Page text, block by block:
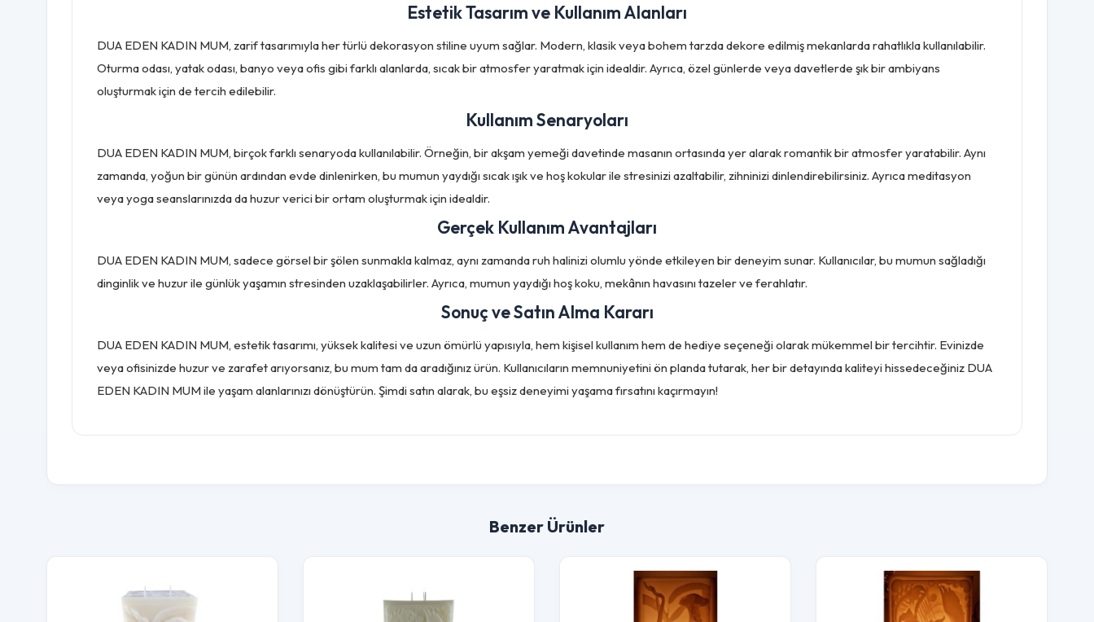
Estetik Tasarım ve Kullanım Alanları
DUA EDEN KADIN MUM, zarif tasarımıyla her türlü dekorasyon stiline uyum sağlar. Modern, klasik veya bohem tarzda dekore edilmiş mekanlarda rahatlıkla kullanılabilir.
Oturma odası, yatak odası, banyo veya ofis gibi farklı alanlarda, sıcak bir atmosfer yaratmak için idealdir. Ayrıca, özel günlerde veya davetlerde şık bir ambiyans
oluşturmak için de tercih edilebilir.
Kullanım Senaryoları
DUA EDEN KADIN MUM, birçok farklı senaryoda kullanılabilir. Örneğin, bir akşam yemeği davetinde masanın ortasında yer alarak romantik bir atmosfer yaratabilir. Aynı
zamanda, yoğun bir günün ardından evde dinlenirken, bu mumun yaydığı sıcak ışık ve hoş kokular ile stresinizi azaltabilir, zihninizi dinlendirebilirsiniz. Ayrıca meditasyon
veya yoga seanslarınızda da huzur verici bir ortam oluşturmak için idealdir.
Gerçek Kullanım Avantajları
DUA EDEN KADIN MUM, sadece görsel bir şölen sunmakla kalmaz, aynı zamanda ruh halinizi olumlu yönde etkileyen bir deneyim sunar. Kullanıcılar, bu mumun sağladığı
dinginlik ve huzur ile günlük yaşamın stresinden uzaklaşabilirler. Ayrıca, mumun yaydığı hoş koku, mekânın havasını tazeler ve ferahlatır.
Sonuç ve Satın Alma Kararı
DUA EDEN KADIN MUM, estetik tasarımı, yüksek kalitesi ve uzun ömürlü yapısıyla, hem kişisel kullanım hem de hediye seçeneği olarak mükemmel bir tercihtir. Evinizde
veya ofisinizde huzur ve zarafet arıyorsanız, bu mum tam da aradığınız ürün. Kullanıcıların memnuniyetini ön planda tutarak, her bir detayında kaliteyi hissedeceğiniz DUA
EDEN KADIN MUM ile yaşam alanlarınızı dönüştürün. Şimdi satın alarak, bu eşsiz deneyimi yaşama fırsatını kaçırmayın!
Benzer Ürünler